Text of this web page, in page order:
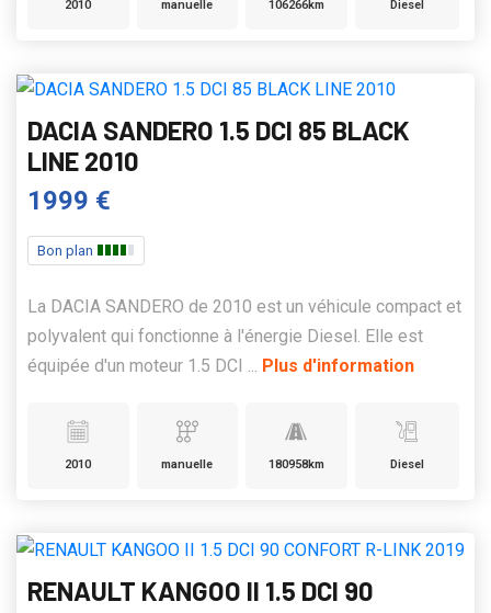
2010 manuelle 106266km Diesel
DACIA SANDERO 1.5 DCI 85 BLACK
LINE 2010
1999 €
Bon plan
La DACIA SANDERO de 2010 est un véhicule compact et
polyvalent qui fonctionne à l'énergie Diesel. Elle est
équipée d'un moteur 1.5 DCI ... Plus d'information
2010 manuelle 180958km Diesel
RENAULT KANGOO II 1.5 DCI 90